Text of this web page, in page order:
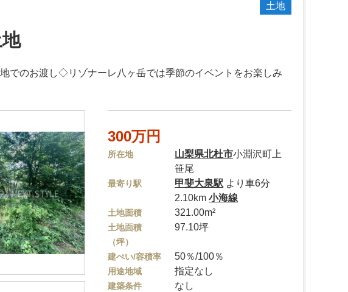
土地
のお渡し◇リゾナーレ八ヶ岳では季節のイベントをお楽しみ
300万円
所在地 山梨県北杜市小淵沢町上
笹尾
最寄り駅 甲斐大泉駅 より車6分
2.10km小海線
土地面積 321.00m²
土地面積
（坪）
97.10坪
建ぺい/容積率 50％/100％
用途地域 指定なし
建築条件 なし